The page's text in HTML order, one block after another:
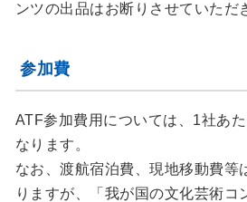
ンツの出品はお断りさせていただ
参加費
ATF参加費用については、1社あ
なります。
なお、渡航宿泊費、現地移動費等
りますが、「我が国の文化芸術コ